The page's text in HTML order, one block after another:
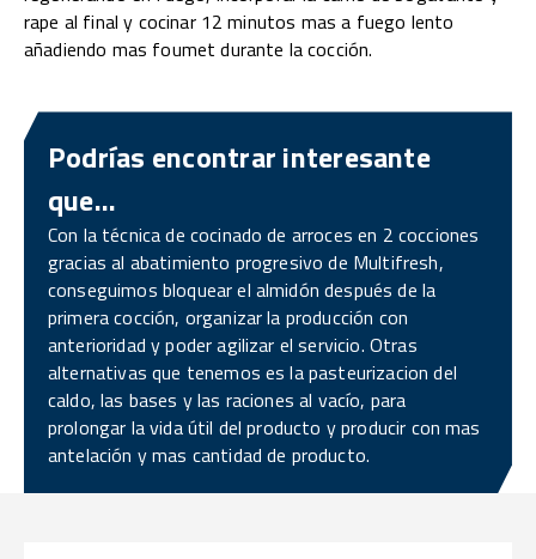
rape al final y cocinar 12 minutos mas a fuego lento
añadiendo mas foumet durante la cocción.
Podrías encontrar interesante
que...
Con la técnica de cocinado de arroces en 2 cocciones
gracias al abatimiento progresivo de Multifresh,
conseguimos bloquear el almidón después de la
primera cocción, organizar la producción con
anterioridad y poder agilizar el servicio. Otras
alternativas que tenemos es la pasteurizacion del
caldo, las bases y las raciones al vacío, para
prolongar la vida útil del producto y producir con mas
antelación y mas cantidad de producto.